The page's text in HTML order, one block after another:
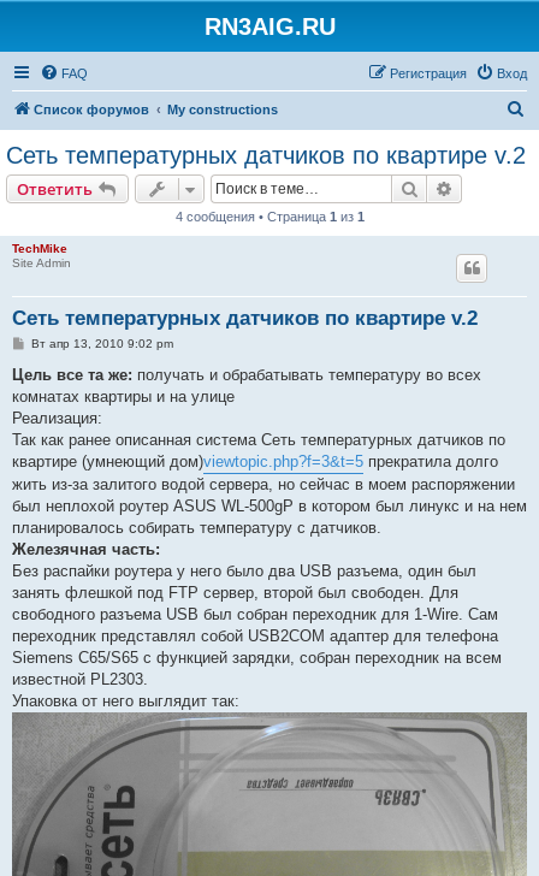
RN3AIG.RU
FAQ Вход
Регистрация
Список форумов My constructions
Сеть температурных датчиков по квартире v.2
Ответить Поиск
4 сообщения • Страница 1 из 1
TechMike
Site Admin
Сеть температурных датчиков по квартире v.2
С
о
щ
е
и
е
Вт апр 13, 2010 9:02 pm
Цель все та же: получать и обрабатывать температуру во всех
комнатах квартиры и на улице
Реализация:
Так как ранее описанная система Сеть температурных датчиков по
квартире (умнеющий дом)viewtopic.php?f=3&t=5 прекратила долго
жить из-за залитого водой сервера, но сейчас в моем распоряжении
был неплохой роутер ASUS WL-500gP в котором был линукс и на нем
планировалось собирать температуру с датчиков.
Железячная часть:
Без распайки роутера у него было два USB разъема, один был
занять флешкой под FTP сервер, второй был свободен. Для
свободного разъема USB был собран переходник для 1-Wire. Сам
переходник представлял собой USB2COM адаптер для телефона
Siemens C65/S65 с функцией зарядки, собран переходник на всем
известной PL2303.
Упаковка от него выглядит так: